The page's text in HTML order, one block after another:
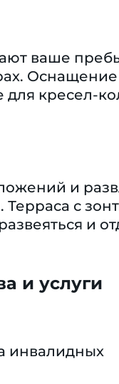
ваше
кресел-
и
Терраса с
и
и услуги
инвалидных